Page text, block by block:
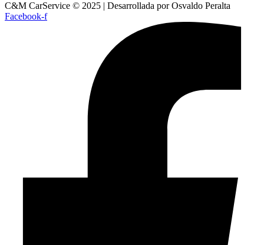
C&M CarService © 2025 | Desarrollada por Osvaldo Peralta
Facebook-f